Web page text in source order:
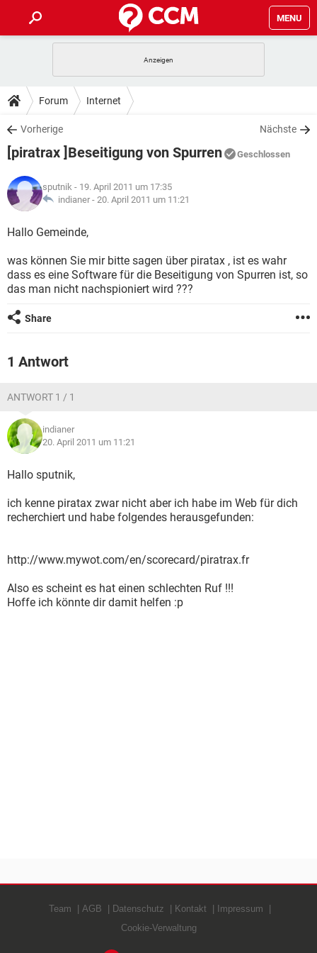
MENU
ANDROID
WINDOWS 10
WHATSAPP TIKTOK
FACEBOOK
TIPPS & TRICKS
SPIELE
WHATSAPP TIKTOK
FACEBOOK
DOWNLOADS
SPIELE STREAMING
ANDROID
WINDOWS 10 INSTAGRAM
WHATSAPP
FORUM
SPIELE STREAMING
ANDROID
WINDOWS 10
WHATSAPP TIKTOK
FACEBOOK HARDWARE
LEXIKON
SPIELE
WINDOWS 10 INSTAGRAM
FACEBOOK
Forum Internet
Vorherige Nächste
[piratrax ]Beseitigung von Spurren Geschlossen
sputnik - 19. April 2011 um 17:35
indianer - 20. April 2011 um 11:21
Hallo Gemeinde,
was können Sie mir bitte sagen über piratax , ist es wahr
dass es eine Software für die Beseitigung von Spurren ist, so
das man nicht nachspioniert wird ???
Share
1 Antwort
ANTWORT 1 / 1
indianer
20. April 2011 um 11:21
Hallo sputnik,
ich kenne piratax zwar nicht aber ich habe im Web für dich
recherchiert und habe folgendes herausgefunden:
http://www.mywot.com/en/scorecard/piratrax.fr
Also es scheint es hat einen schlechten Ruf !!!
Hoffe ich könnte dir damit helfen :p
Team AGB Datenschutz Kontakt
Impressum
Cookie-Verwaltung